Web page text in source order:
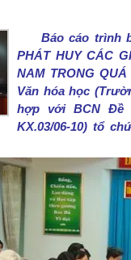
Báo cáo trình
PHÁT HUY CÁC
NAM TRONG
Văn hóa học
hợp với BCN Đề
KX.03/06-10) tổ